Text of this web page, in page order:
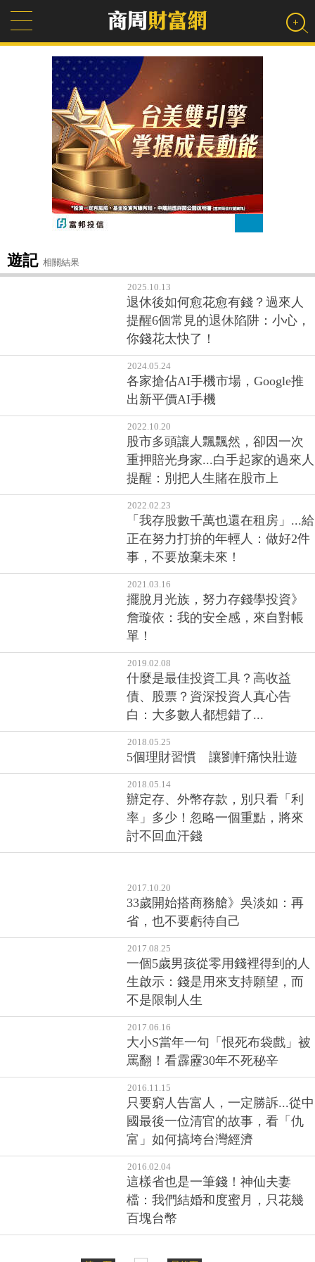
遊記 相關結果
2025.10.13
退休後如何愈花愈有錢？過來人
提醒6個常見的退休陷阱：小心，
你錢花太快了！
2024.05.24
各家搶佔AI手機市場，Google推
出新平價AI手機
2022.10.20
股市多頭讓人飄飄然，卻因一次
重押賠光身家...白手起家的過來人
提醒：別把人生賭在股市上
2022.02.23
「我存股數千萬也還在租房」...給
正在努力打拚的年輕人：做好2件
事，不要放棄未來！
2021.03.16
擺脫月光族，努力存錢學投資》
詹璇依：我的安全感，來自對帳
單！
2019.02.08
什麼是最佳投資工具？高收益
債、股票？資深投資人真心告
白：大多數人都想錯了...
2018.05.25
5個理財習慣 讓劉軒痛快壯遊
2018.05.14
辦定存、外幣存款，別只看「利
率」多少！忽略一個重點，將來
討不回血汗錢
2017.10.20
33歲開始搭商務艙》吳淡如：再
省，也不要虧待自己
2017.08.25
一個5歲男孩從零用錢裡得到的人
生啟示：錢是用來支持願望，而
不是限制人生
2017.06.16
大小S當年一句「恨死布袋戲」被
罵翻！看霹靂30年不死秘辛
2016.11.15
只要窮人告富人，一定勝訴...從中
國最後一位清官的故事，看「仇
富」如何搞垮台灣經濟
2016.02.04
這樣省也是一筆錢！神仙夫妻
檔：我們結婚和度蜜月，只花幾
百塊台幣